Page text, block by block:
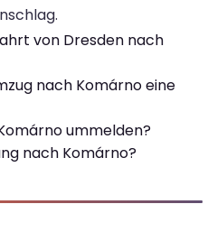
von Dresden nach
nach Komárno eine
ummelden?
nach Komárno?